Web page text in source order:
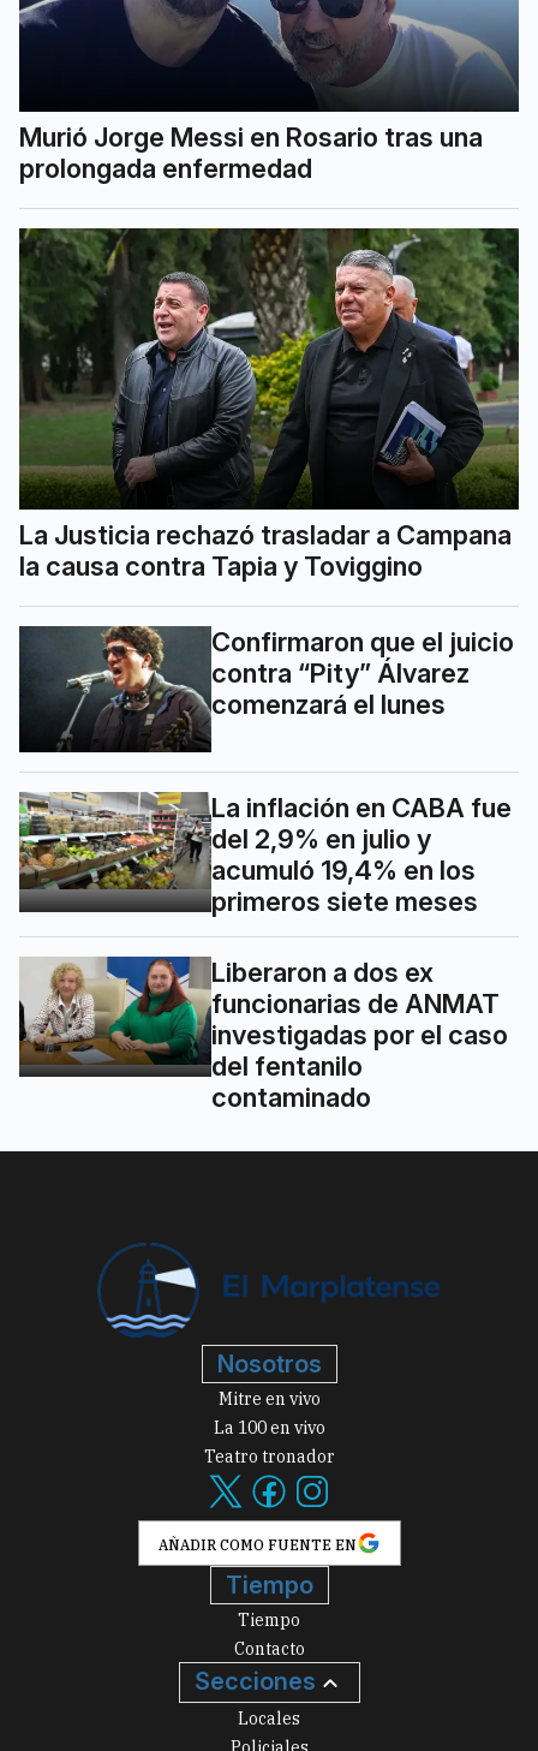
Murió Jorge Messi en Rosario tras una
prolongada enfermedad
La Justicia rechazó trasladar a Campana
la causa contra Tapia y Toviggino
Confirmaron que el juicio
contra “Pity” Álvarez
comenzará el lunes
La inflación en CABA fue
del 2,9% en julio y
acumuló 19,4% en los
primeros siete meses
Liberaron a dos ex
funcionarias de ANMAT
investigadas por el caso
del fentanilo
contaminado
Nosotros
Mitre en vivo
La 100 en vivo
Teatro tronador
AÑADIR COMO FUENTE EN
Tiempo
Tiempo
Contacto
Secciones
Locales